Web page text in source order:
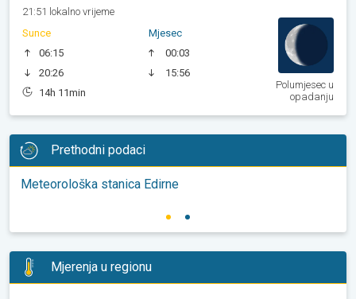
21:51 lokalno vrijeme
Sunce
06:15
20:26
14h 11min
Mjesec
00:03
15:56
Polumjesec u
opadanju
Prethodni podaci
Meteorološka stanica Edirne
Mjerenja u regionu